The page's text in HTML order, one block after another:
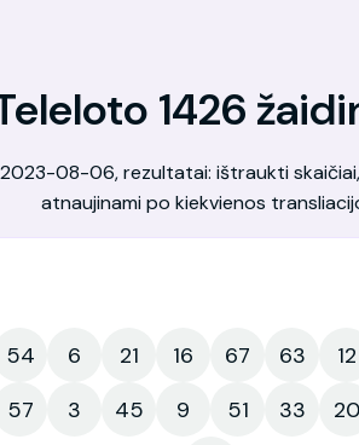
1426
08-06, rezultatai: ištraukti
atnaujinami po kiekvienos
54 6 21 16 67 63 12
57 3 45 9 51 33 20